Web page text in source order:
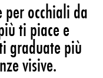
per occhiali da
ti piace e
graduate più
visive.